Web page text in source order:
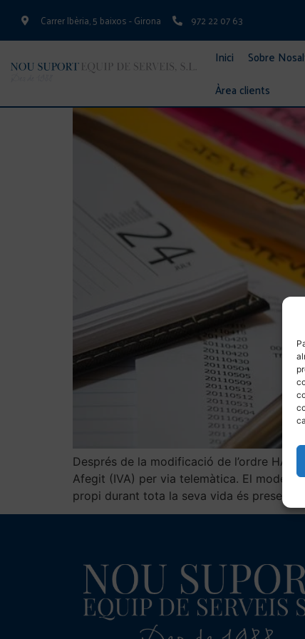
Carrer Ibèria, 5 baixos - Girona 972 22 07 63
Inici Sobre
Àrea clients
ETIQUETA:MODEL 303
ELS AUTÒNOMS JA NO PODRAN
Després de la modificació de l’ordre
Afegit (IVA) per via telemàtica. El model
propi durant tota la seva vida és presentar